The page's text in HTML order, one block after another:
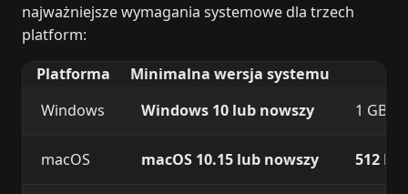
najważniejsze wymagania systemowe dla trzech
platform:
Platforma
Minimalna wersja systemu
Windows
Windows 10 lub nowszy 1 GB
macOS macOS 10.15 lub nowszy 512 MB